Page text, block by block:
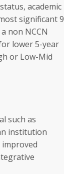
academic
significant 9
non NCCN
lower 5-year
or Low-Mid
such as
institution